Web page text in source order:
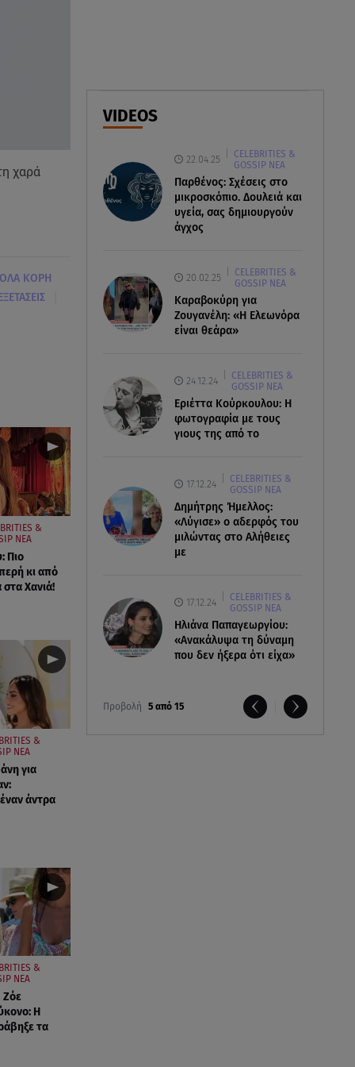
είναι ο Έλληνας χειριστής που
σκοτώθηκε
05.08.26 , 20:36
Πόσο καιρό παίρνει σε ένα
δάσος να πρασινίσει ξανά μετά
από πυρκαγιά
VIDEOS
22.04.25
CELEBRITIES &
GOSSIP ΝΕΑ
Παρθένος: Σχέσεις στο
μικροσκόπιο. Δουλειά και
υγεία, σας δημιουργούν
άγχος
20.02.25
CELEBRITIES &
GOSSIP ΝΕΑ
Καραβοκύρη για
Ζουγανέλη: «Η Ελεωνόρα
είναι θεάρα»
24.12.24
CELEBRITIES &
GOSSIP ΝΕΑ
Εριέττα Κούρκουλου: Η
φωτογραφία με τους
γιους της από το
17.12.24
CELEBRITIES &
GOSSIP ΝΕΑ
Δημήτρης Ήμελλος:
«Λύγισε» ο αδερφός του
μιλώντας στο Αλήθειες
με
17.12.24
CELEBRITIES &
GOSSIP ΝΕΑ
Ηλιάνα Παπαγεωργίου:
«Ανακάλυψα τη δύναμη
που δεν ήξερα ότι είχα»
Προβολή 5 από 15
χαρά
ΚΟΡΗ
&
ΝΕΑ
Πιο
κι από
στα Χανιά!
&
ΝΕΑ
για
άντρα
&
ΝΕΑ
Ζόε
Η
τα